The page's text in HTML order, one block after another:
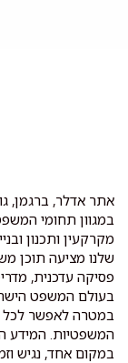
אתר אדלר, ברגמן,
במגוון תחומי
מקרקעין ותכנון
שלנו מציעה תוכן
פסיקה עדכנית,
בעולם המשפט
במטרה לאפשר לכל
המשפטיות. המידע
במקום אחד, נגיש